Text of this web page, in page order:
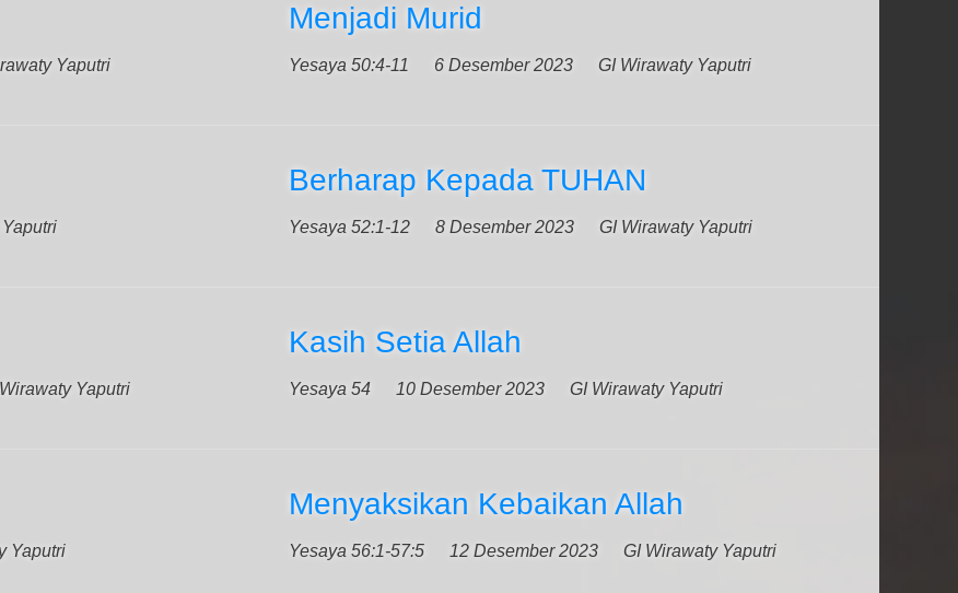
Yaputri
Menjadi Murid
Yesaya 50:4-11 6 Desember 2023 GI Wirawaty Yaputri
Berharap Kepada TUHAN
Yesaya 52:1-12 8 Desember 2023 GI Wirawaty Yaputri
Yaputri
Kasih Setia Allah
Yesaya 54 10 Desember 2023 GI Wirawaty Yaputri
Yaputri
Menyaksikan Kebaikan Allah
Yesaya 56:1-57:5 12 Desember 2023 GI Wirawaty Yaputri